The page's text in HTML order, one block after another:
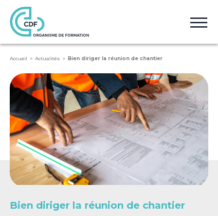
Accueil Actualités Bien diriger la réunion de chantier
Bien diriger la réunion de chantier